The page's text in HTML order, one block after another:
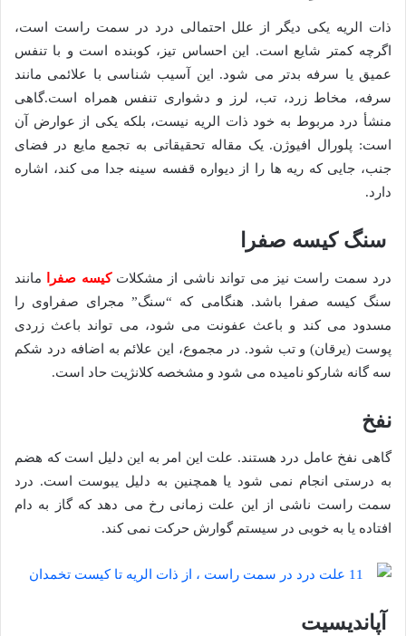
ذات الریه یکی دیگر از علل احتمالی درد در سمت راست است،
اگرچه کمتر شایع است. این احساس تیز، کوبنده است و با تنفس
عمیق یا سرفه بدتر می شود. این آسیب شناسی با علائمی مانند
سرفه، مخاط زرد، تب، لرز و دشواری تنفس همراه است.گاهی
منشأ درد مربوط به خود ذات الریه نیست، بلکه یکی از عوارض آن
است: پلورال افیوژن. یک مقاله تحقیقاتی به تجمع مایع در فضای
جنب، جایی که ریه ها را از دیواره قفسه سینه جدا می کند، اشاره
دارد.
سنگ کیسه صفرا
درد سمت راست نیز می تواند ناشی از مشکلاتکیسه صفرا
مانند
سنگ کیسه صفرا باشد. هنگامی که “سنگ” مجرای صفراوی را
مسدود می کند و باعث عفونت می شود، می تواند باعث زردی
پوست (یرقان) و تب شود. در مجموع، این علائم به اضافه درد شکم
سه گانه شارکو نامیده می شود و مشخصه کلانژیت حاد است.
نفخ
گاهی نفخ عامل درد هستند. علت این امر به این دلیل است که هضم
به درستی انجام نمی شود یا همچنین به دلیل یبوست است. درد
سمت راست ناشی از این علت زمانی رخ می دهد که گاز به دام
افتاده یا به خوبی در سیستم گوارش حرکت نمی کند.
آپاندیسیت